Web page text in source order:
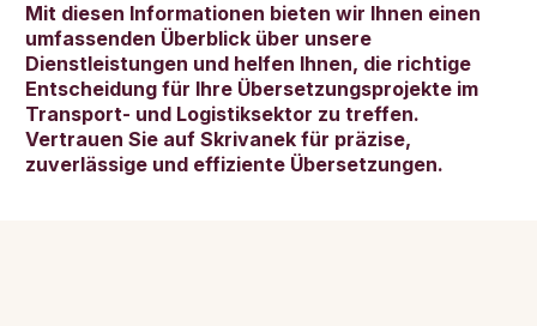
Mit diesen Informationen bieten wir Ihnen einen
umfassenden Überblick über unsere
Dienstleistungen und helfen Ihnen, die richtige
Entscheidung für Ihre Übersetzungsprojekte im
Transport- und Logistiksektor zu treffen.
Vertrauen Sie auf Skrivanek für präzise,
zuverlässige und effiziente Übersetzungen.